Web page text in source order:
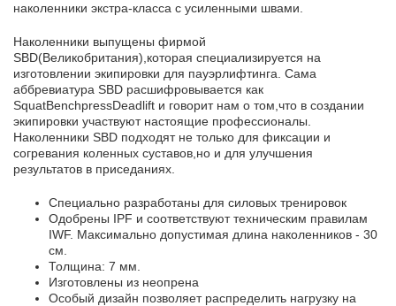
наколенники экстра-класса с усиленными швами.
Наколенники выпущены фирмой
SBD(Великобритания),которая специализируется на
изготовлении экипировки для пауэрлифтинга. Сама
аббревиатура SBD расшифровывается как
SquatBenchpressDeadlift и говорит нам о том,что в создании
экипировки участвуют настоящие профессионалы.
Наколенники SBD подходят не только для фиксации и
согревания коленных суставов,но и для улучшения
результатов в приседаниях.
Специально разработаны для силовых тренировок
Одобрены IPF и соответствуют техническим правилам
IWF. Максимально допустимая длина наколенников - 30
см.
Толщина: 7 мм.
Изготовлены из неопрена
Особый дизайн позволяет распределить нагрузку на